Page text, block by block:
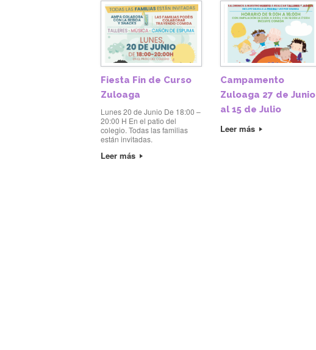
Fiesta Fin de Curso
Zuloaga
Lunes 20 de Junio De 18:00 –
20:00 H En el patio del
colegio. Todas las familias
están invitadas.
Leer más
Campamento
Zuloaga 27 de Junio
al 15 de Julio
Leer más